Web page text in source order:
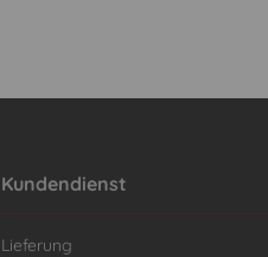
Kundendienst
Lieferung